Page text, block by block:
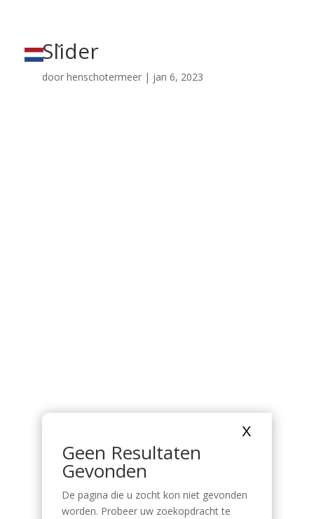
Slider
door henschotermeer| jan 6, 2023
X
Geen Resultaten
Gevonden
De pagina die u zocht kon niet gevonden
worden. Probeer uw zoekopdracht te